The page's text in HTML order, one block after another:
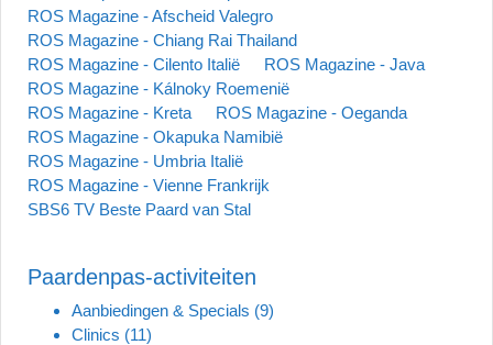
ROS Magazine - Afscheid Valegro
ROS Magazine - Chiang Rai Thailand
ROS Magazine - Cilento Italië
ROS Magazine - Java
ROS Magazine - Kálnoky Roemenië
ROS Magazine - Kreta
ROS Magazine - Oeganda
ROS Magazine - Okapuka Namibië
ROS Magazine - Umbria Italië
ROS Magazine - Vienne Frankrijk
SBS6 TV Beste Paard van Stal
Paardenpas-activiteiten
Aanbiedingen & Specials (9)
Clinics (11)